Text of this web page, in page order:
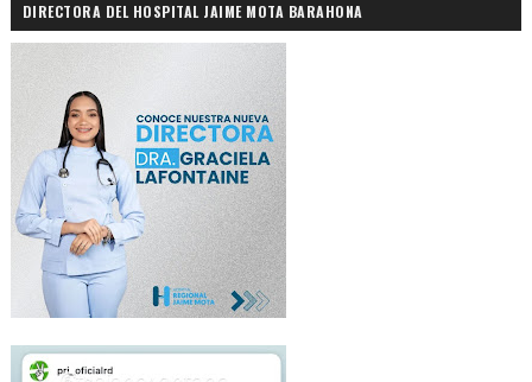
DIRECTORA DEL HOSPITAL JAIME MOTA BARAHONA